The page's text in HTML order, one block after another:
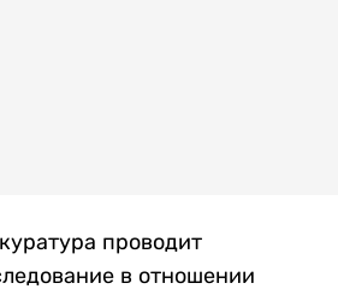
проводит
в отношении